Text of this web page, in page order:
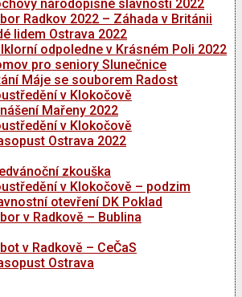
národopisné slavnosti 2022
Radkov 2022 – Záhada v Británii
lidem Ostrava 2022
odpoledne v Krásném Poli 2022
pro seniory Slunečnice
Máje se souborem Radost
v Klokočově
Mařeny 2022
v Klokočově
Ostrava 2022
zkouška
v Klokočově – podzim
otevření DK Poklad
v Radkově – Bublina
v Radkově – CeČaS
Ostrava